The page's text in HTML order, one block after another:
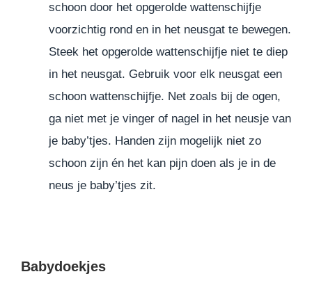
schoon door het opgerolde wattenschijfje
voorzichtig rond en in het neusgat te bewegen.
Steek het opgerolde wattenschijfje niet te diep
in het neusgat. Gebruik voor elk neusgat een
schoon wattenschijfje. Net zoals bij de ogen,
ga niet met je vinger of nagel in het neusje van
je baby’tjes. Handen zijn mogelijk niet zo
schoon zijn én het kan pijn doen als je in de
neus je baby’tjes zit.
Babydoekjes